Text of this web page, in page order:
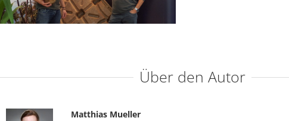
Über den Autor
Matthias Mueller